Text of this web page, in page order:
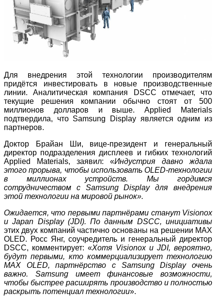
Для внедрения этой технологии производителям
придётся инвестировать в новые производственные
линии. Аналитическая компания DSCC отмечает, что
текущие решения компании обычно стоят от 500
миллионов долларов и выше. Applied Materials
подтвердила, что Samsung Display является одним из
партнеров.
Доктор Брайан Ши, вице-президент и генеральный
директор подразделения дисплеев и гибких технологий
Applied Materials, заявил: «Индустрия давно ждала
этого прорыва, чтобы использовать OLED-технологии
в миллионах устройств. Мы гордимся
сотрудничеством с Samsung Display для внедрения
этой технологии на мировой рынок».
Ожидается, что первыми партнёрами станут Visionox
и Japan Display (JDI). По данным DSCC, инициативы
этих двух компаний частично основаны на решении MAX
OLED. Росс Янг, соучредитель и генеральный директор
DSCC, комментирует: «Хотя Visionox и JDI, вероятно,
будут первыми, кто коммерциализирует технологию
MAX OLED, партнёрство с Samsung Display очень
важно. Samsung имеет финансовые возможности,
чтобы быстрее расширять производство и полностью
раскрыть потенциал технологии».